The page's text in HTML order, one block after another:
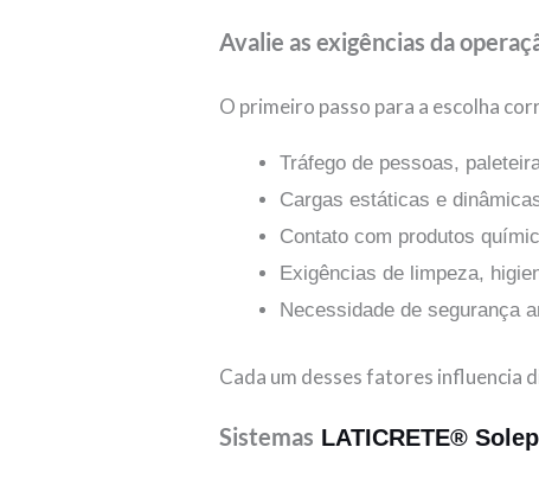
Avalie as exigências da
O primeiro passo para a escolha
Tráfego de pessoas,
Cargas estáticas e
Contato com produtos
Exigências de limpeza,
Necessidade de segurança
Cada um desses fatores influencia
Sistemas LATICRETE®